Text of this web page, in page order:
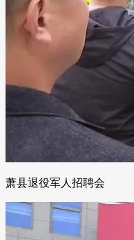
萧县退役军人招聘会